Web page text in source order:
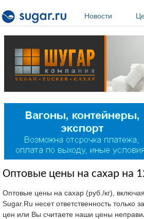
Новости
Оптовые цены на сахар на
Оптовые цены на сахар (руб./кг),
Sugar.Ru несет ответственность
цен или Вы считаете наши цены